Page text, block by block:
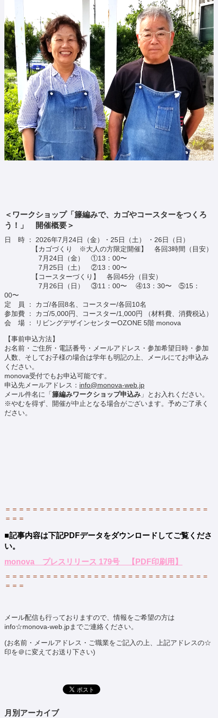
＜ワークショップ「籐編みで、カゴやコースターをつくろ
う！」 開催概要＞
日 時 ： 2026年7月24日（金）・25日（土） ・26日（日）
【カゴづくり ※大人の方限定開催】 各回3時間（目安）
7月24日（金） ①13：00〜
7月25日（土） ②13：00〜
【コースターづくり】 各回45分（目安）
7月26日（日） ③11：00〜 ④13：30〜 ⑤15：
00〜
定 員 ： カゴ/各回8名、コースター/各回10名
参加費 ： カゴ/5,000円、コースター/1,000円 （材料費、消費税込）
会 場 ： リビングデザインセンターOZONE 5階 monova
【事前申込方法】
お名前・ご住所・電話番号・メールアドレス・参加希望日時・参加
人数、そしてお子様の場合は学年も明記の上、メールにてお申込み
ください。
monova受付でもお申込可能です。
申込先メールアドレス： info@monova-web.jp
メール件名に「籐編みワークショップ申込み」とお入れください。
※やむを得ず、開催が中止となる場合がございます。予めご了承く
ださい。
＝＝＝＝＝＝＝＝＝＝＝＝＝＝＝＝＝＝＝＝＝＝＝＝＝＝＝＝＝＝
＝＝＝
■記事内容は下記PDFデータをダウンロードしてご覧くださ
い。
monova プレスリリース 179号 【PDF印刷用】
＝＝＝＝＝＝＝＝＝＝＝＝＝＝＝＝＝＝＝＝＝＝＝＝＝＝＝＝＝＝
＝＝＝
メール配信も行っておりますので、情報をご希望の方は
info☆monova-web.jpまでご連絡ください。
(お名前・メールアドレス・ご職業をご記入の上、上記アドレスの☆
印を＠に変えてお送り下さい)
月別アーカイブ